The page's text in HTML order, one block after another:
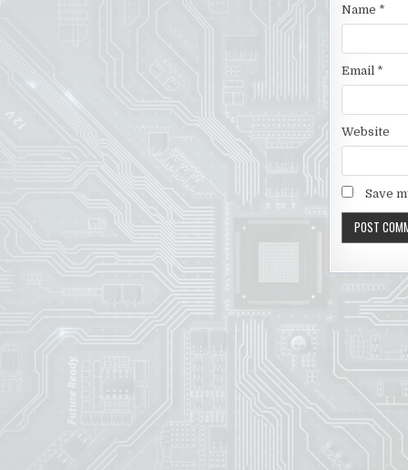
Name *
Email *
Website
Save